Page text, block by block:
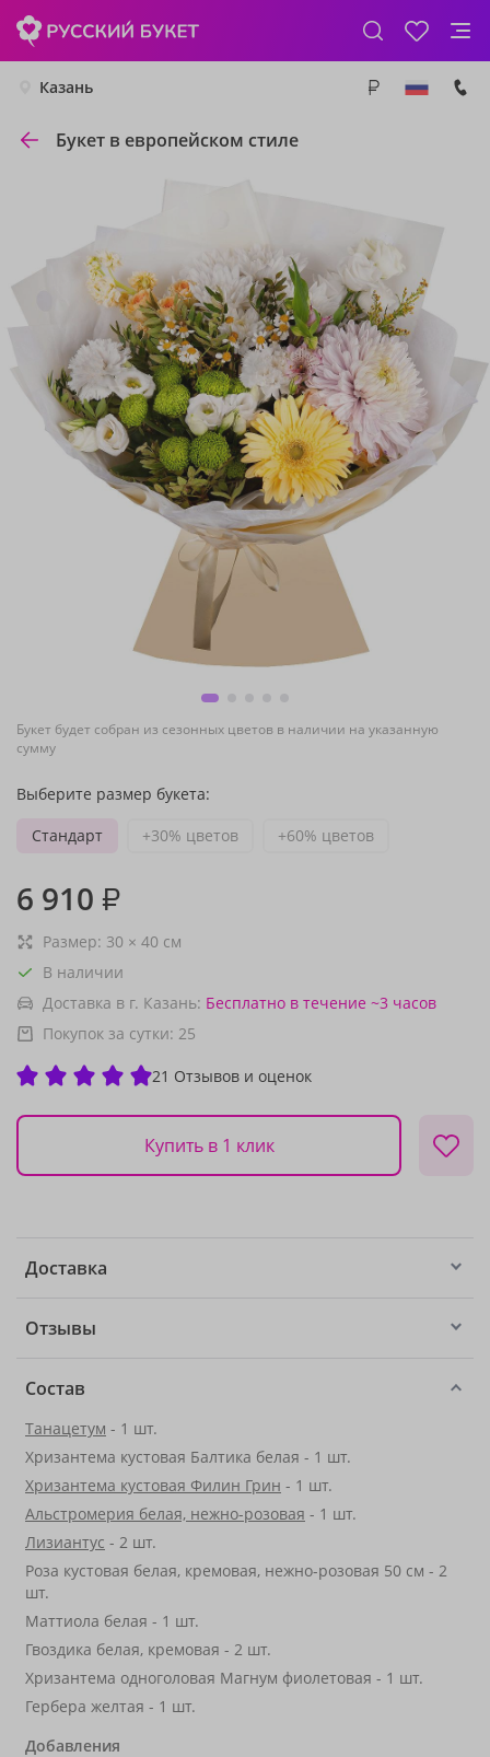
Казань
Букет в европейском стиле
Букет будет собран из сезонных цветов в наличии на указанную
сумму
Выберите размер букета:
Стандарт
+30% цветов +60% цветов
6 910 ₽
Размер: 30 × 40 см
В наличии
Доставка в г. Казань: Бесплатно в течение ~3 часов
Покупок за сутки: 25
21 Отзывов и оценок
Купить в 1 клик
Доставка
Отзывы
Состав
Танацетум - 1 шт.
Хризантема кустовая Балтика белая - 1 шт.
Хризантема кустовая Филин Грин - 1 шт.
Альстромерия белая, нежно-розовая - 1 шт.
Лизиантус - 2 шт.
Роза кустовая белая, кремовая, нежно-розовая 50 см - 2
шт.
Маттиола белая - 1 шт.
Гвоздика белая, кремовая - 2 шт.
Хризантема одноголовая Магнум фиолетовая - 1 шт.
Гербера желтая - 1 шт.
Добавления